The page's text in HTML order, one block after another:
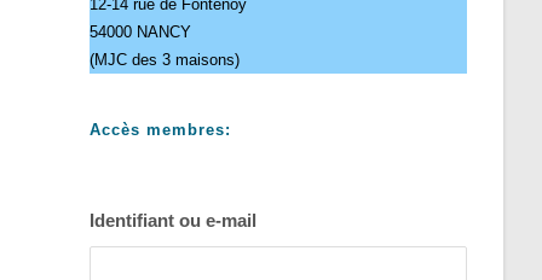
12-14 rue de Fontenoy
54000 NANCY
(MJC des 3 maisons)
Accès membres:
Identifiant ou e-mail